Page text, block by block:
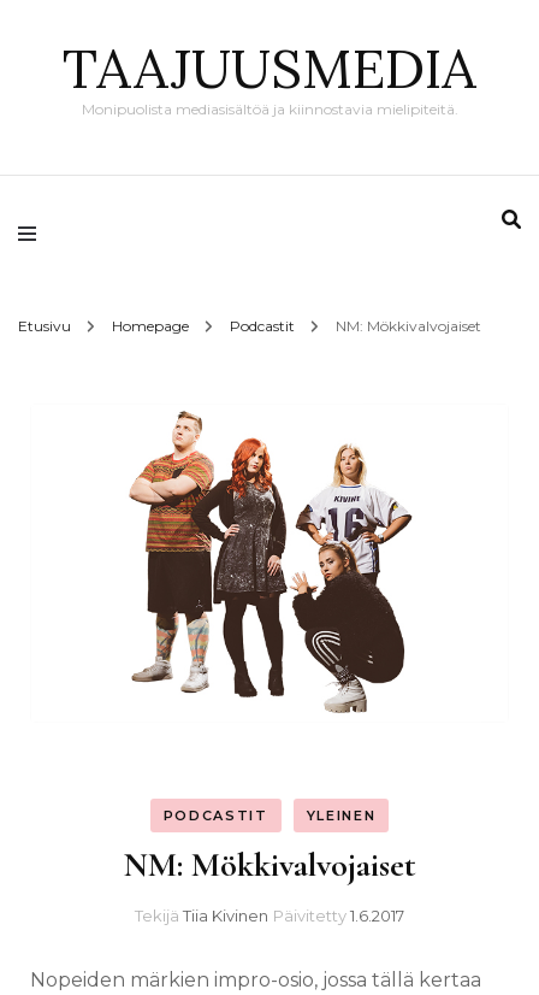
TAAJUUSMEDIA
Monipuolista mediasisältöä ja kiinnostavia mielipiteitä.
Etusivu Homepage Podcastit NM: Mökkivalvojaiset
PODCASTIT YLEINEN
NM: Mökkivalvojaiset
Tekijä Tiia Kivinen Päivitetty1.6.2017
Nopeiden märkien impro-osio, jossa tällä kertaa